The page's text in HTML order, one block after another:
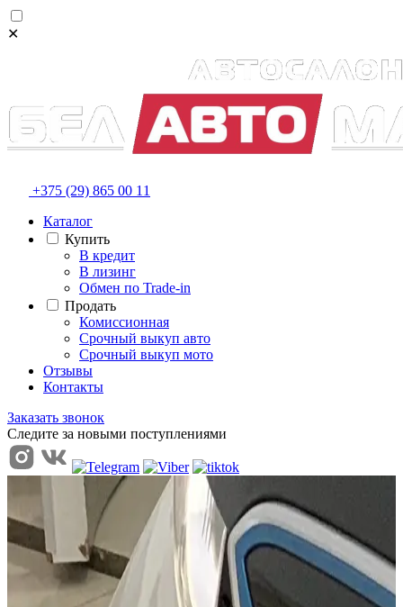
✕
+375 (29) 865 00 11
Каталог
Купить
В кредит
В лизинг
Обмен по Trade-in
Продать
Комиссионная
Срочный выкуп авто
Срочный выкуп мото
Отзывы
Контакты
Заказать звонок
Следите за новыми поступлениями